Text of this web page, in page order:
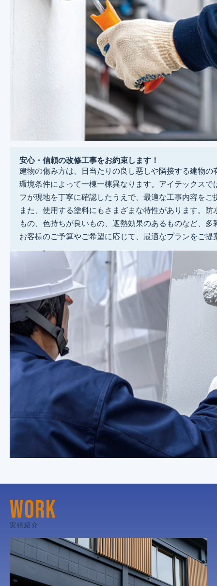
安心・信頼の改修工事をお約束します！
建物の傷み方は、日当たりの良し悪しや隣接する建物の
環境条件によって一棟一棟異なります。アイテックスで
フが現地を丁寧に確認したうえで、最適な工事内容をご
また、使用する塗料にもさまざまな特性があります。防
もの、色持ちが良いもの、遮熱効果のあるものなど、多
お客様のご予算やご希望に応じて、最適なプランをご提
WORK
実績紹介